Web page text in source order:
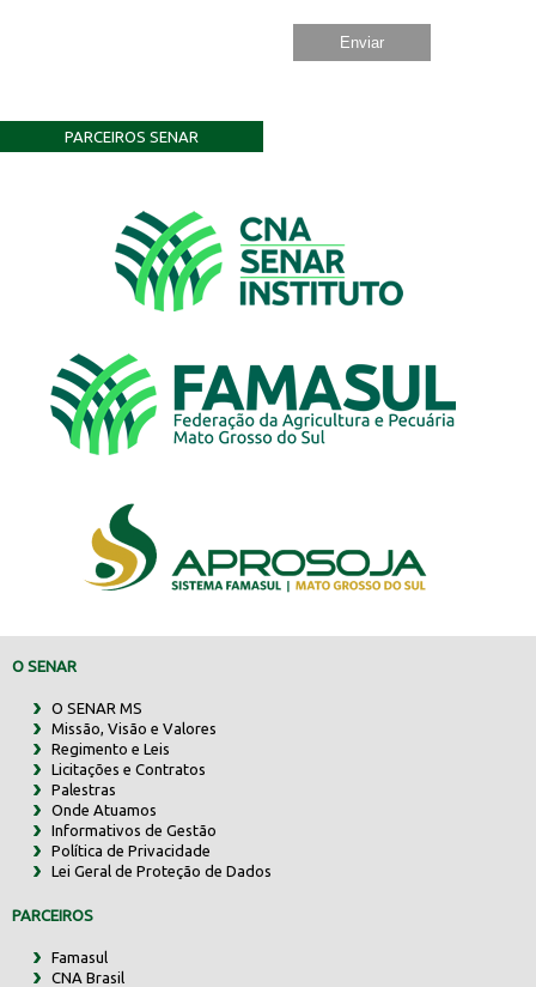
PARCEIROS SENAR
O SENAR
O SENAR MS
Missão, Visão e Valores
Regimento e Leis
Licitações e Contratos
Palestras
Onde Atuamos
Informativos de Gestão
Política de Privacidade
Lei Geral de Proteção de Dados
PARCEIROS
Famasul
CNA Brasil